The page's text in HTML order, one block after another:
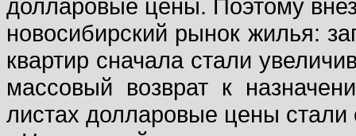
долларовые цены. Поэтому
новосибирский рынок жилья:
квартир сначала стали
массовый возврат к
листах долларовые цены